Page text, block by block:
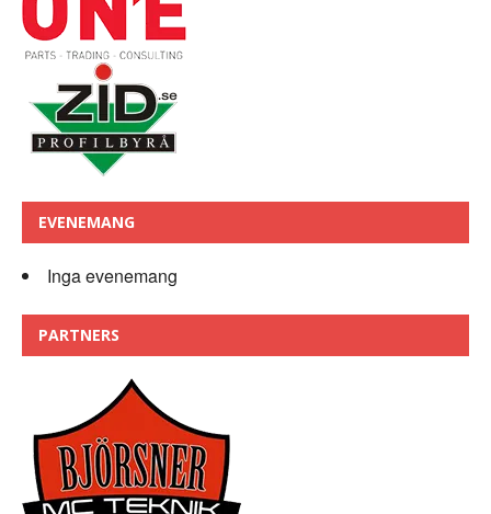
EVENEMANG
Inga evenemang
PARTNERS